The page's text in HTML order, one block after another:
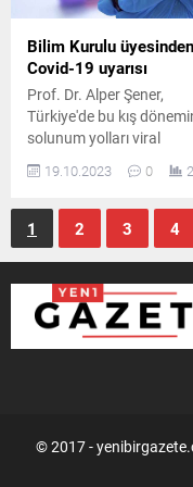
Bilim Kurulu üyesinden
Covid-19 uyarısı
Prof. Dr. Alper Şener,
Türkiye'de bu kış
solunum yolları viral
enfeksiyonları arasında en
yaygın ve baskın olarak
söyledi.
19.10.2023 0
1 2 3 4
© 2017 -